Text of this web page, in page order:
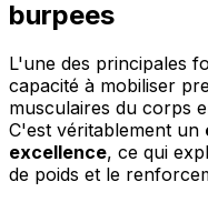
burpees
L'une des principales
capacité à mobiliser
musculaires du corps
C'est véritablement un
excellence, ce qui
de poids et le